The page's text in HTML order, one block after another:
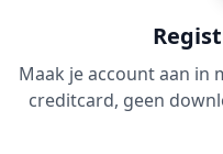
Maak je account aan in
creditcard, geen